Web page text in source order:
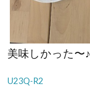
美味しかった〜♪
U23Q-R2